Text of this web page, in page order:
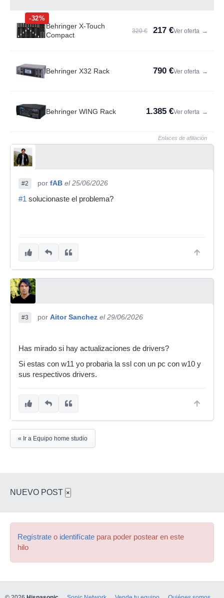
-32%
Behringer X-Touch
Compact
320 € 217 €Ver oferta →
Behringer X32 Rack 790 €Ver oferta →
Behringer WING Rack 1.385 €Ver oferta →
Enlaces de afiliación
#2 por fAB el 25/06/2026
#1 solucionaste el problema?
#3 por Aitor Sanchez el 29/06/2026
Has mirado si hay actualizaciones de drivers?
Si estas con w11 yo probaria la ssl con un pc con w10 y
sus respectivos drivers.
« Ir a Equipo home studio
NUEVO POST ×
Regístrate o identifícate para poder postear en este
hilo